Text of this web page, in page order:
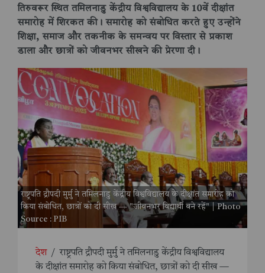
तिरुवरूर स्थित तमिलनाडु केंद्रीय विश्वविद्यालय के 10वें दीक्षांत
समारोह में शिरकत की। समारोह को संबोधित करते हुए उन्होंने
शिक्षा, समाज और तकनीक के समन्वय पर विस्तार से प्रकाश
डाला और छात्रों को जीवनभर सीखने की प्रेरणा दी।
राष्ट्रपति द्रौपदी मुर्मु ने तमिलनाडु केंद्रीय विश्वविद्यालय के दीक्षांत समारोह को
किया संबोधित, छात्रों को दी सीख — "जीवनभर विद्यार्थी बने रहें" | Photo
Source : PIB
देश / राष्ट्रपति द्रौपदी मुर्मु ने तमिलनाडु केंद्रीय विश्वविद्यालय
के दीक्षांत समारोह को किया संबोधित, छात्रों को दी सीख —